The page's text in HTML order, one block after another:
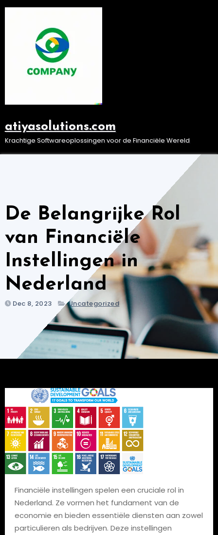
Ga
atiyasolutions.com
Krachtige Softwareoplossingen voor de Financiële Wereld
De Belangrijke Rol
van Financiële
Instellingen in
Nederland
Dec 8, 2023 Uncategorized
Financiële instellingen spelen een cruciale rol in
Nederland. Ze vormen het fundament van de
economie en bieden essentiële diensten aan zowel
particulieren als bedrijven. Deze instellingen